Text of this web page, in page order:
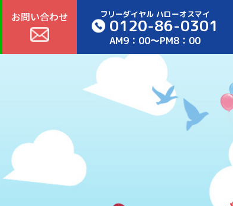
お問い合わせ フリーダイヤル ハローオスマイ
0120-86-0301
AM9：00～PM8：00